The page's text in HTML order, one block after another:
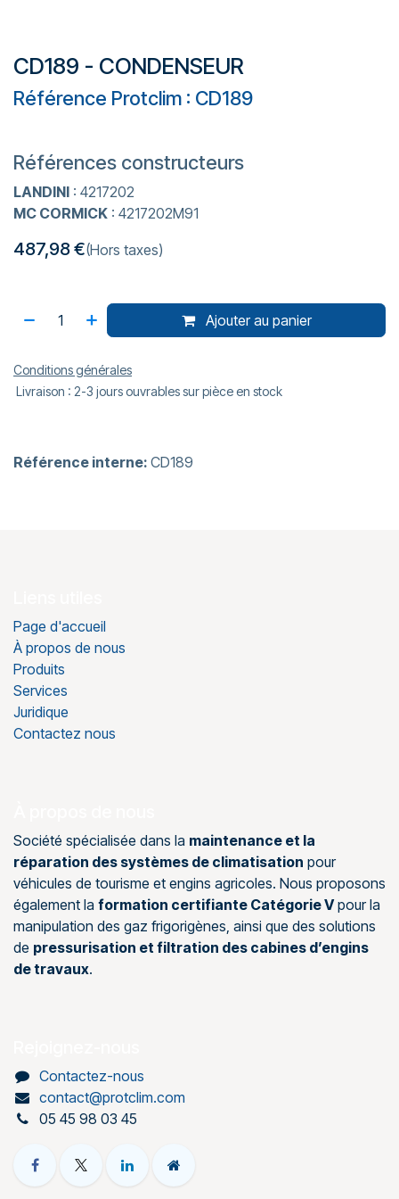
CD189 - CONDENSEUR
Référence Protclim : CD189
Références constructeurs
LANDINI : 4217202
MC CORMICK : 4217202M91
487,98€(Hors taxes)
Ajouter au panier
Conditions générales
Livraison : 2-3 jours ouvrables sur pièce en stock
Référence interne: CD189
Page d'accueil
À propos de nous
Produits
Services
Juridique
Contactez nous
Société spécialisée dans la maintenance et la
réparation des systèmes de climatisation pour
véhicules de tourisme et engins agricoles. Nous proposons
également la formation certifiante Catégorie Vpour la
manipulation des gaz frigorigènes, ainsi que des solutions
de pressurisation et filtration des cabines d’engins
de travaux.
Contactez-nous
contact@protclim.com
05 45 98 03 45